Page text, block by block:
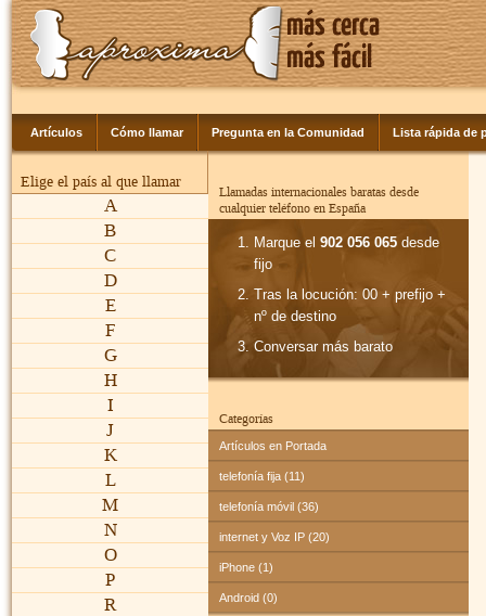
Artículos Cómo llamar Pregunta en la Comunidad Lista rápida de
Elige el país al que llamar
A
B
C
D
E
F
G
H
I
J
K
L
M
N
O
P
R
Llamadas internacionales baratas desde
cualquier teléfono en España
Marque el902 056 065 desde
fijo
Tras la locución: 00 + prefijo +
nº de destino
Conversar más barato
Categorías
Artículos en Portada
telefonía fija (11)
telefonía móvil (36)
internet y Voz IP (20)
iPhone (1)
Android (0)